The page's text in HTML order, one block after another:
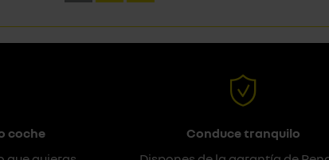
coche
Conduce tranquilo